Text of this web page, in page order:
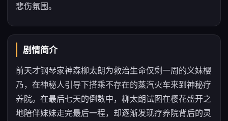
悲伤氛围。
剧情简介
前天才钢琴家神森柳太朗为救治生命仅剩一周的义妹樱
乃，在神秘人引导下搭乘不存在的蒸汽火车来到神秘疗
养院。在最后七天的倒数中，柳太朗试图在樱花盛开之
地陪伴妹妹走完最后一程，却逐渐发现疗养院背后的灵